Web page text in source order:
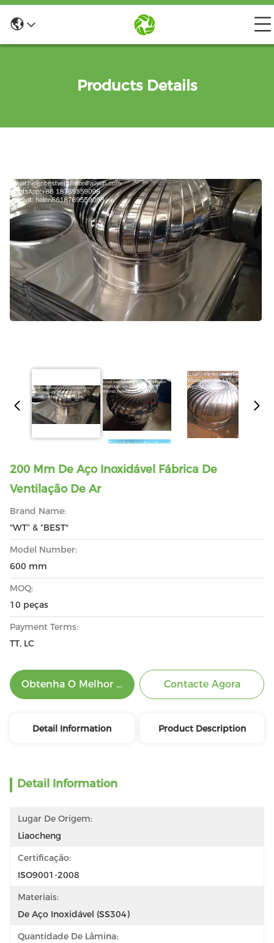
Products Details
200 Mm De Aço Inoxidável Fábrica De
Ventilação De Ar
Brand Name:
"WT” & “BEST"
Model Number:
600 mm
MOQ:
10 peças
Payment Terms:
TT, LC
Obtenha O Melhor Preço Contacte Agora
Detail Information Product Description
Detail Information
Lugar De Origem:
Liaocheng
Certificação:
ISO9001-2008
Materiais:
De Aço Inoxidável (SS304)
Quantidade De Lâmina: